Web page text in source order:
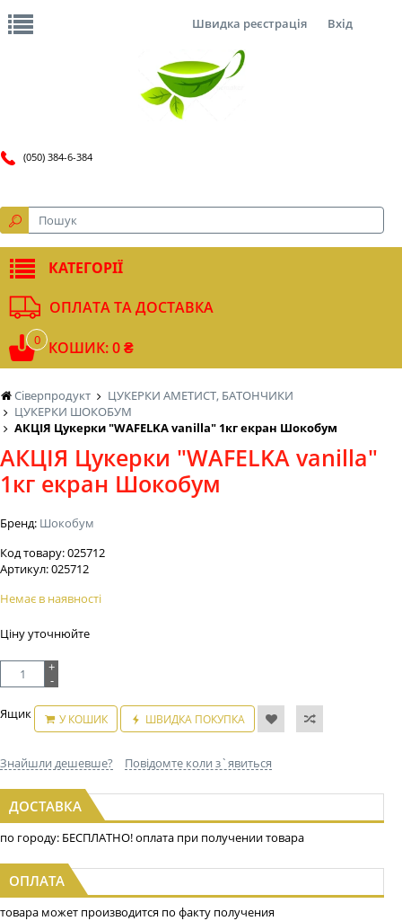
Сіверпродукт
ЦУКЕРКИ АМЕТИСТ, БАТОНЧИКИ
ЦУКЕРКИ ШОКОБУМ
АКЦІЯ Цукерки "WAFELKA vanilla" 1кг екран Шокобум
АКЦІЯ Цукерки "WAFELKA vanilla"
1кг екран Шокобум
Бренд: Шокобум
Код товару:025712
Артикул:025712
Немає в наявності
Ціну уточнюйте
+
-
Ящик У КОШИК ШВИДКА ПОКУПКА
Знайшли дешевше? Повідомте коли з`явиться
ДОСТАВКА
по городу: БЕСПЛАТНО! оплата при получении товара
ОПЛАТА
товара может производится по факту получения
Швидка реєстрація Вхід
(050) 384-6-384
КАТЕГОРІЇ
ОПЛАТА ТА ДОСТАВКА
0 КОШИК: 0 ₴